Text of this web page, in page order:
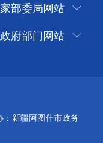
部委局网站
府部门网站
：新疆阿图什市政务